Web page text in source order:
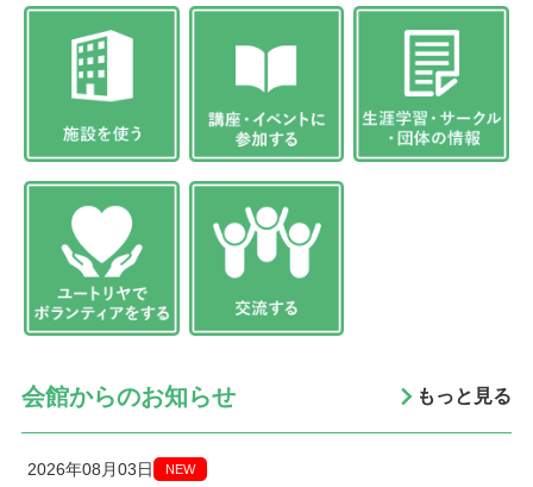
会館からのお知らせ もっと見る
2026年08月03日 NEW